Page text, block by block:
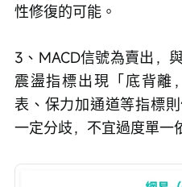
性修復的可能。
3、MACD信號為賣出，
震盪指標出現「底背離
表、保力加通道等指標
一定分歧，不宜過度單一